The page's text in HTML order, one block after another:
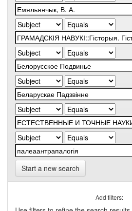
Start a new search
Add filters: